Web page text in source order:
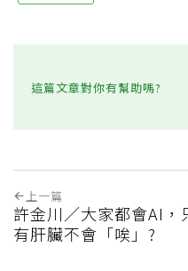
這篇文章對你有幫助嗎?
上一篇
許金川／大家都會AI，
有肝臟不會「唉」?